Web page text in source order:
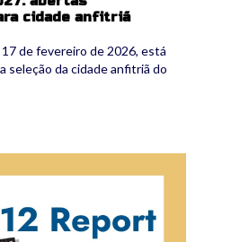
cidade anfitriã
de fevereiro de 2026, está
seleção da cidade anfitriã do